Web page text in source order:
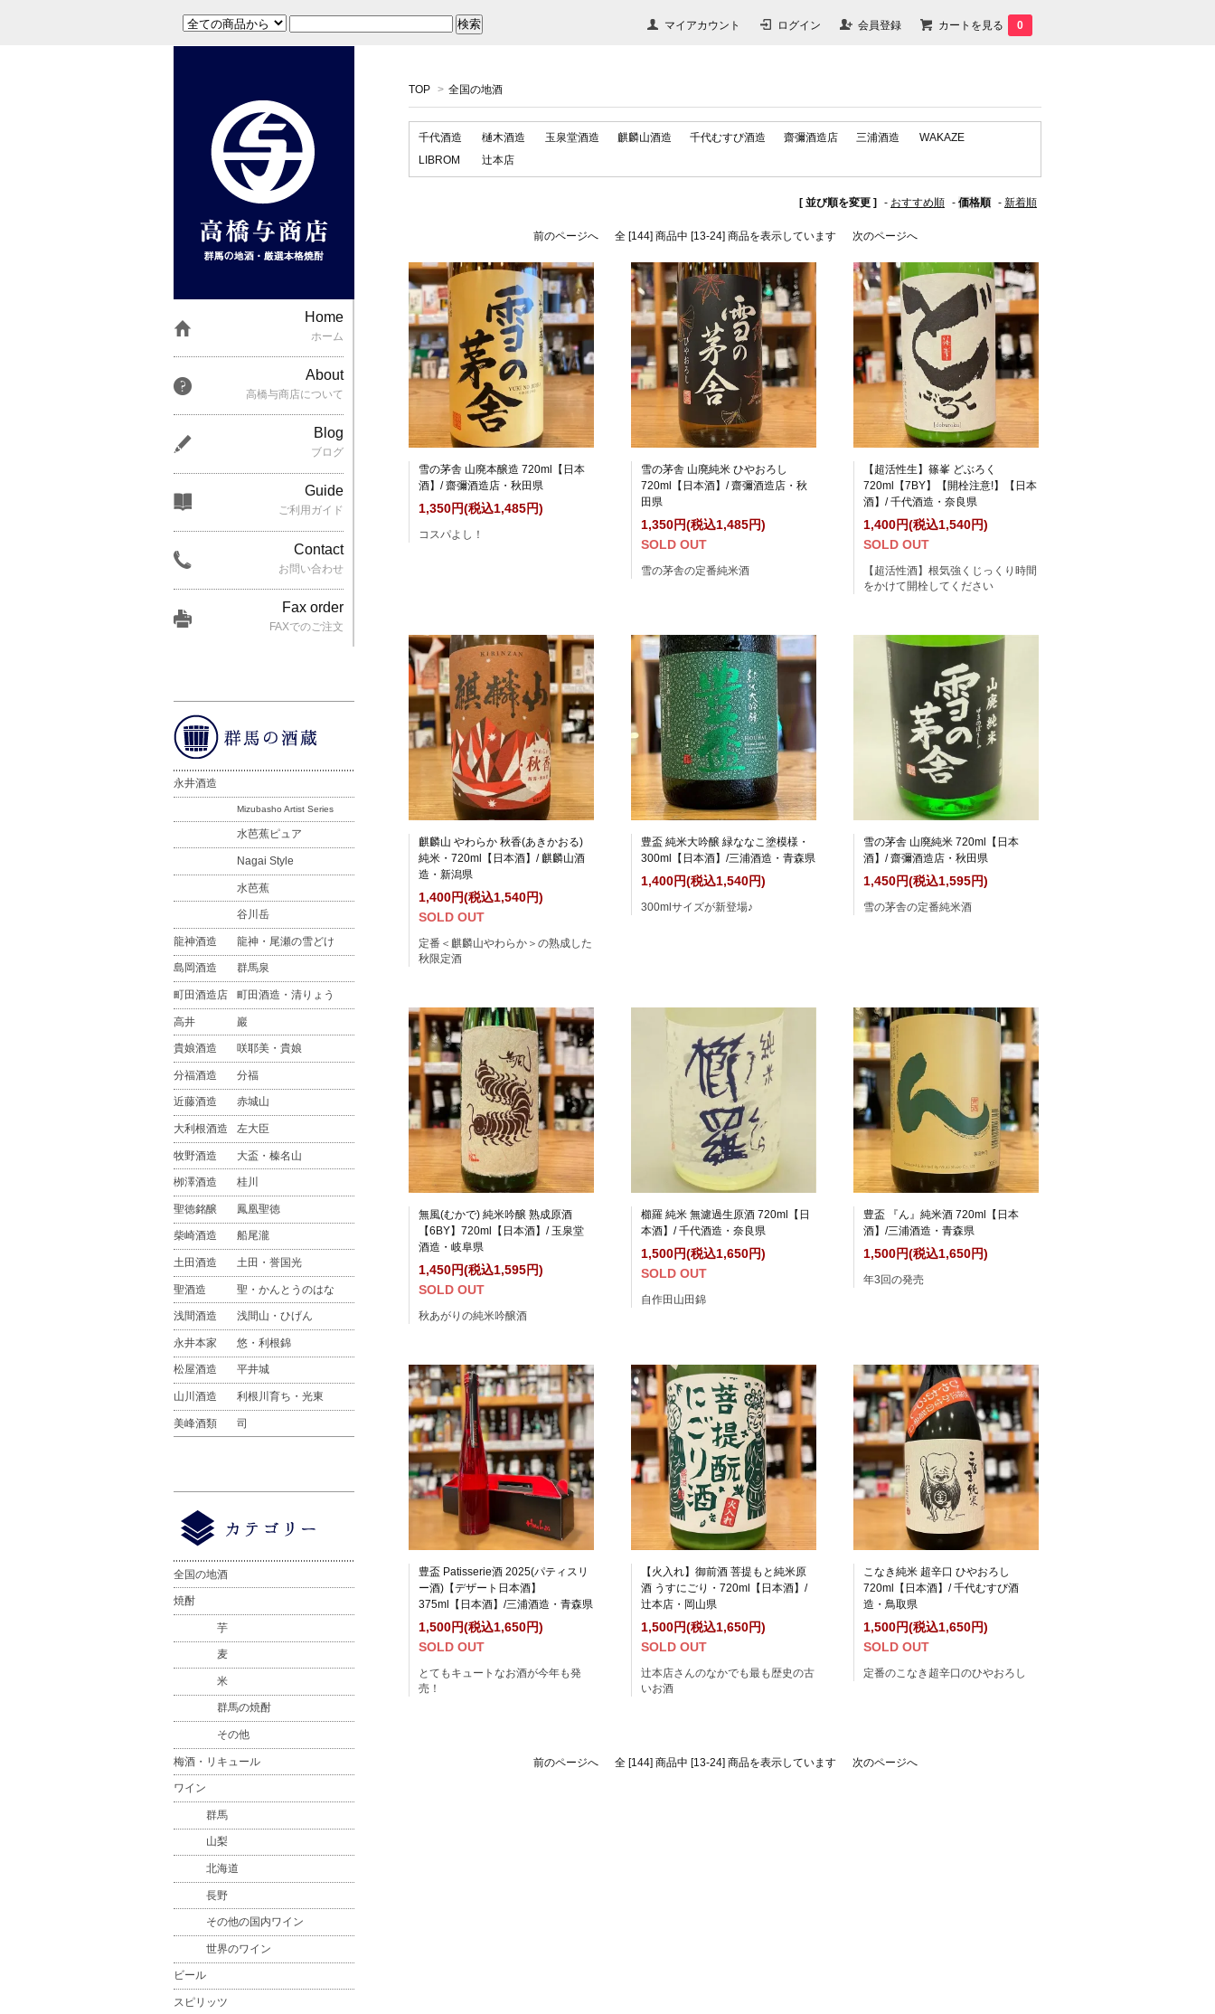
マイアカウント ログイン 会員登録 カートを見る 0
TOP > 全国の地酒
千代酒造 樋木酒造 玉泉堂酒造 麒麟山酒造 千代むすび酒造 齋彌酒造店 三浦酒造
WAKAZE
LIBROM
辻本店
[ 並び順を変更 ] - おすすめ順 - 価格順 - 新着順
前のページへ 全 [144] 商品中 [13-24] 商品を表示しています 次のページへ
雪の茅舎 山廃本醸造 720ml【日本
酒】/ 齋彌酒造店・秋田県
1,350円(税込1,485円)
コスパよし！
雪の茅舎 山廃純米 ひやおろし
720ml【日本酒】/ 齋彌酒造店・秋
田県
1,350円(税込1,485円)
SOLD OUT
雪の茅舎の定番純米酒
【超活性生】篠峯 どぶろく
720ml【7BY】【開栓注意!】【日本
酒】/ 千代酒造・奈良県
1,400円(税込1,540円)
SOLD OUT
【超活性酒】根気強くじっくり時間
をかけて開栓してください
麒麟山 やわらか 秋香(あきかおる)
純米・720ml【日本酒】/ 麒麟山酒
造・新潟県
1,400円(税込1,540円)
SOLD OUT
定番＜麒麟山やわらか＞の熟成した
秋限定酒
豊盃 純米大吟醸 緑ななこ塗模様・
300ml【日本酒】/三浦酒造・青森県
1,400円(税込1,540円)
300mlサイズが新登場♪
雪の茅舎 山廃純米 720ml【日本
酒】/ 齋彌酒造店・秋田県
1,450円(税込1,595円)
雪の茅舎の定番純米酒
無風(むかで) 純米吟醸 熟成原酒
【6BY】720ml【日本酒】/ 玉泉堂
酒造・岐阜県
1,450円(税込1,595円)
SOLD OUT
秋あがりの純米吟醸酒
櫛羅 純米 無濾過生原酒 720ml【日
本酒】/ 千代酒造・奈良県
1,500円(税込1,650円)
SOLD OUT
自作田山田錦
豊盃 『ん』純米酒 720ml【日本
酒】/三浦酒造・青森県
1,500円(税込1,650円)
年3回の発売
豊盃 Patisserie酒 2025(パティスリ
ー酒)【デザート日本酒】
375ml【日本酒】/三浦酒造・青森県
1,500円(税込1,650円)
SOLD OUT
とてもキュートなお酒が今年も発
売！
【火入れ】御前酒 菩提もと純米原
酒 うすにごり・720ml【日本酒】/
辻本店・岡山県
1,500円(税込1,650円)
SOLD OUT
辻本店さんのなかでも最も歴史の古
いお酒
こなき純米 超辛口 ひやおろし
720ml【日本酒】/ 千代むすび酒
造・鳥取県
1,500円(税込1,650円)
SOLD OUT
定番のこなき超辛口のひやおろし
前のページへ 全 [144] 商品中 [13-24] 商品を表示しています 次のページへ
Home
ホーム
About
高橋与商店について
Blog
ブログ
Guide
ご利用ガイド
Contact
お問い合わせ
Fax order
FAXでのご注文
永井酒造
Mizubasho Artist Series
水芭蕉ピュア
Nagai Style
水芭蕉
谷川岳
龍神酒造 龍神・尾瀬の雪どけ
島岡酒造 群馬泉
町田酒造店 町田酒造・清りょう
高井 巖
貴娘酒造 咲耶美・貴娘
分福酒造 分福
近藤酒造 赤城山
大利根酒造 左大臣
牧野酒造 大盃・榛名山
栁澤酒造 桂川
聖徳銘醸 鳳凰聖徳
柴崎酒造 船尾瀧
土田酒造 土田・誉国光
聖酒造 聖・かんとうのはな
浅間酒造 浅間山・ひげん
永井本家 悠・利根錦
松屋酒造 平井城
山川酒造 利根川育ち・光東
美峰酒類 司
全国の地酒
焼酎
芋
麦
米
群馬の焼酎
その他
梅酒・リキュール
ワイン
群馬
山梨
北海道
長野
その他の国内ワイン
世界のワイン
ビール
スピリッツ